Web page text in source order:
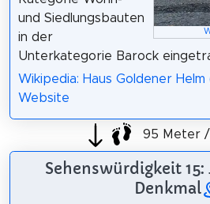
und Siedlungsbauten
in der
Unterkategorie Barock
Wikipedia: Haus Goldener Helm
Website
95 Meter /
Sehenswürdigkeit
Denkmal